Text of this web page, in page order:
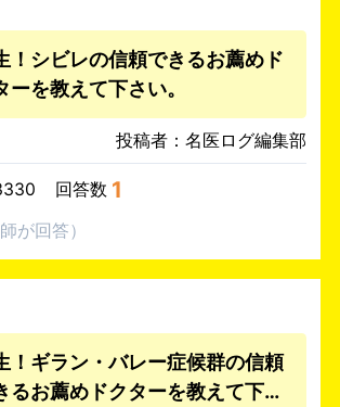
！シビレの信頼できるお薦めド
ーを教えて下さい。
投稿者：名医ログ編集部
回答数 1
が回答）
！ギラン・バレー症候群の信頼
るお薦めドクターを教えて下さ